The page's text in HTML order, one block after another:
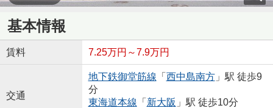
基本情報
賃料 7.25万円～7.9万円
交通
地下鉄御堂筋線 「 西中島南方」駅 徒歩9
分
東海道本線 「 新大阪 」駅 徒歩10分